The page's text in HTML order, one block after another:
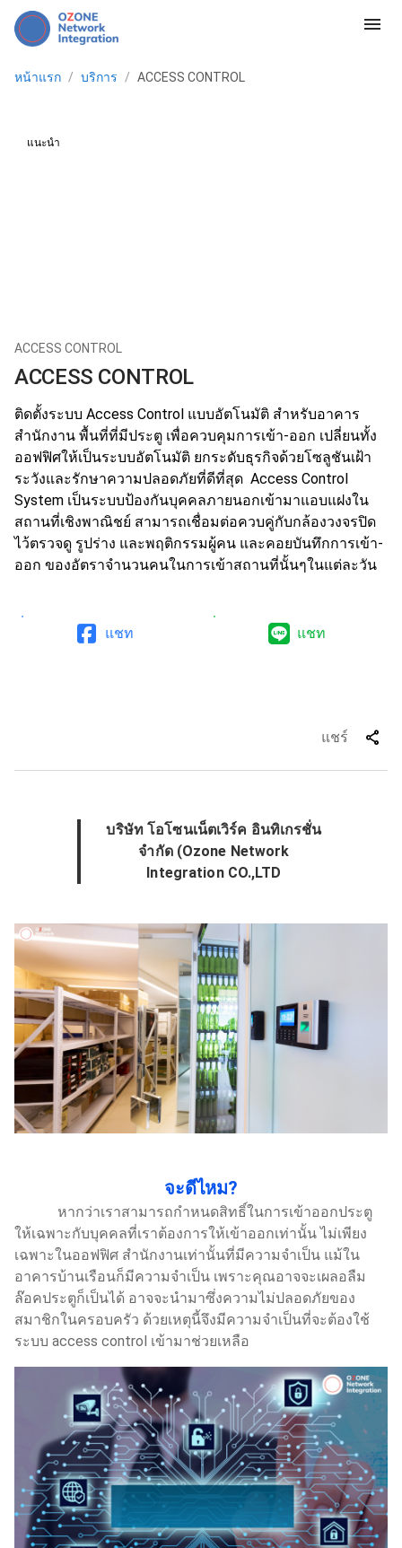
menu
หน้าแรก / บริการ / ACCESS CONTROL
แนะนำ
ACCESS CONTROL
ACCESS CONTROL
ติดตั้งระบบ Access Control แบบอัตโนมัติ สำหรับอาคาร
สำนักงาน พื้นที่ที่มีประตู เพื่อควบคุมการเข้า-ออก เปลี่ยนทั้ง
ออฟฟิศให้เป็นระบบอัตโนมัติ ยกระดับธุรกิจด้วยโซลูชันเฝ้า
ระวังและรักษาความปลอดภัยที่ดีที่สุด Access Control
System เป็นระบบป้องกันบุคคลภายนอกเข้ามาแอบแฝงใน
สถานที่เชิงพาณิชย์ สามารถเชื่อมต่อควบคู่กับกล้องวงจรปิด
ไว้ตรวจดู รูปร่าง และพฤติกรรมผู้คน และคอยบันทึกการเข้า-
ออก ของอัตราจำนวนคนในการเข้าสถานที่นั้นๆในแต่ละวัน
แชท แชท
แชร์ share
บริษัท โอโซนเน็ตเวิร์ค อินทิเกรชั่น
จำกัด (Ozone Network
Integration CO.,LTD
จะดีไหม?
หากว่าเราสามารถกำหนดสิทธิ์ในการเข้าออกประตู
ให้เฉพาะกับบุคคลที่เราต้องการให้เข้าออกเท่านั้น ไม่เพียง
เฉพาะในออฟฟิศ สำนักงานเท่านั้นที่มีความจำเป็น แม้ใน
อาคารบ้านเรือนก็มีความจำเป็น เพราะคุณอาจจะเผลอลืม
ล๊อคประตูก็เป็นได้ อาจจะนำมาซึ่งความไม่ปลอดภัยของ
สมาชิกในครอบครัว ด้วยเหตุนี้จึงมีความจำเป็นที่จะต้องใช้
ระบบ access control เข้ามาช่วยเหลือ